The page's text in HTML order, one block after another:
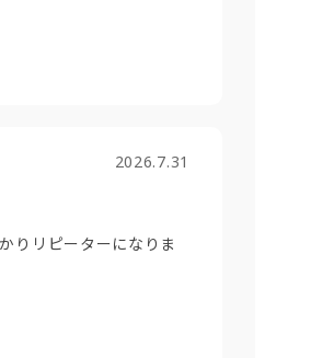
2026.7.31
りリピーターになりま